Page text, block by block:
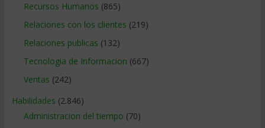
Recursos Humanos (865)
Relaciones con los clientes (219)
Relaciones publicas (132)
Tecnologia de Informacion (667)
Ventas (242)
Habilidades (2.846)
Administracion del tiempo (70)